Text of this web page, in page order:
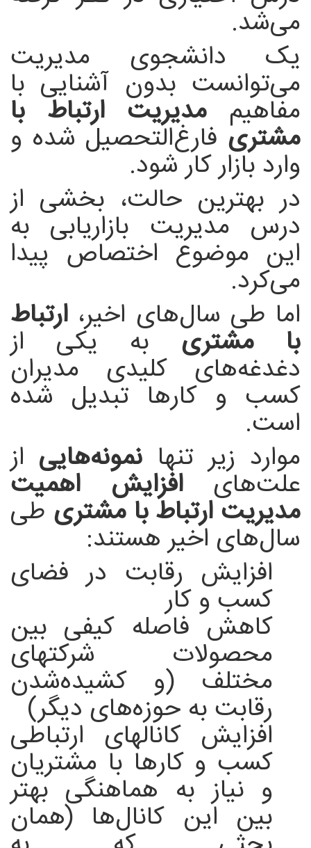
می‌شد.
یک دانشجوی مدیریت
می‌توانست بدون آشنایی با
مفاهیم مدیریت ارتباط با
مشتری فارغ‌التحصیل شده و
وارد بازار کار شود.
در بهترین حالت، بخشی از
درس مدیریت بازاریابی به
این موضوع اختصاص پیدا
می‌کرد.
اما طی سال‌های اخیر، ارتباط
با مشتری به یکی از
دغدغه‌های کلیدی مدیران
کسب و کارها تبدیل شده
است.
موارد زیر تنها نمونه‌هایی از
علت‌هایافزایش اهمیت
مدیریت ارتباط با مشتری طی
سال‌های اخیر هستند:
افزایش رقابت در فضای
کسب و کار
کاهش فاصله کیفی بین
محصولات شرکتهای
مختلف (و کشیده‌شدن
رقابت به حوزه‌های دیگر)
افزایش کانالهای ارتباطی
کسب و کارها با مشتریان
و نیاز به هماهنگی بهتر
بین این کانال‌ها (همان